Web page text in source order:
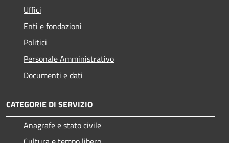
Uffici
Enti e fondazioni
Politici
Personale Amministrativo
Documenti e dati
CATEGORIE DI SERVIZIO
Anagrafe e stato civile